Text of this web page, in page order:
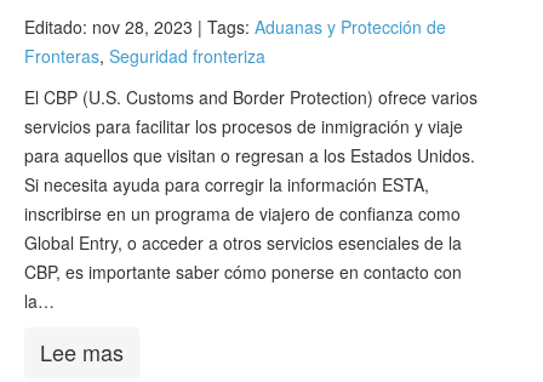
Editado: nov 28, 2023 | Tags: Aduanas y Protección de
Fronteras, Seguridad fronteriza
El CBP (U.S. Customs and Border Protection) ofrece varios
servicios para facilitar los procesos de inmigración y viaje
para aquellos que visitan o regresan a los Estados Unidos.
Si necesita ayuda para corregir la información ESTA,
inscribirse en un programa de viajero de confianza como
Global Entry, o acceder a otros servicios esenciales de la
CBP, es importante saber cómo ponerse en contacto con
la…
Lee mas